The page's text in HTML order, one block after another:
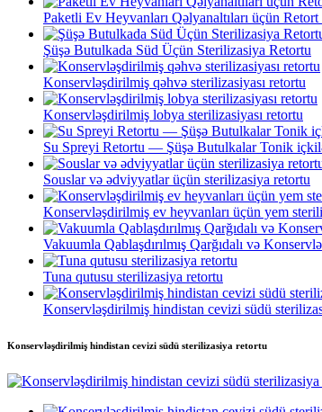
Paketli Ev Heyvanları Qəlyanaltıları üçün Retort
Şüşə Butulkada Süd Üçün Sterilizasiya Retortu
Konservləşdirilmiş qəhvə sterilizasiyası retortu
Konservləşdirilmiş lobya sterilizasiyası retortu
Su Spreyi Retortu — Şüşə Butulkalar Tonik
Souslar və ədviyyatlar üçün sterilizasiya retortu
Konservləşdirilmiş ev heyvanları üçün yem
Vakuumla Qablaşdırılmış Qarğıdalı və
Tuna qutusu sterilizasiya retortu
Konservləşdirilmiş hindistan cevizi südü
Konservləşdirilmiş hindistan cevizi südü sterilizasiya retortu